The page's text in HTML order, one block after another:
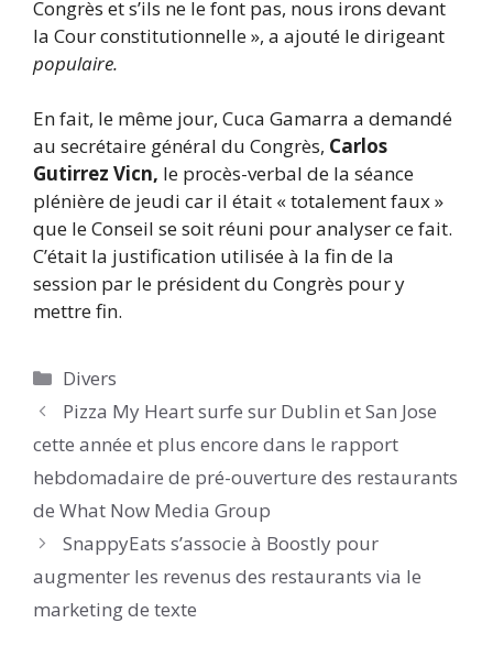
Congrès et s’ils ne le font pas, nous irons devant
la Cour constitutionnelle », a ajouté le dirigeant
populaire.
En fait, le même jour, Cuca Gamarra a demandé
au secrétaire général du Congrès, Carlos
Gutirrez Vicn, le procès-verbal de la séance
plénière de jeudi car il était « totalement faux »
que le Conseil se soit réuni pour analyser ce fait.
C’était la justification utilisée à la fin de la
session par le président du Congrès pour y
mettre fin.
Catégories
Divers
Pizza My Heart surfe sur Dublin et San Jose
cette année et plus encore dans le rapport
hebdomadaire de pré-ouverture des restaurants
de What Now Media Group
SnappyEats s’associe à Boostly pour
augmenter les revenus des restaurants via le
marketing de texte